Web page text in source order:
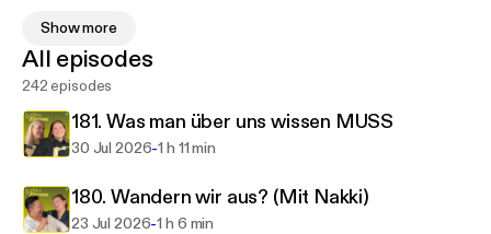
das Aufnahmegerät mitlaufen. Denn ein Kaffee mit
Zitrone ist der perfekte Stimmungsaufheller -
genau wie der Podcast von Dagi und Tina. Ein
richtiger Moodbooster voller witziger Geschichten,
angeregter Diskussionen, nützlicher Tipps,
Creator- und Promiwelt.
Show more
All episodes
242 episodes
181. Was man über uns wissen MUSS
30 Jul 2026-1 h 11 min
180. ⁠Wandern wir aus? (Mit Nakki)
23 Jul 2026-1 h 6 min